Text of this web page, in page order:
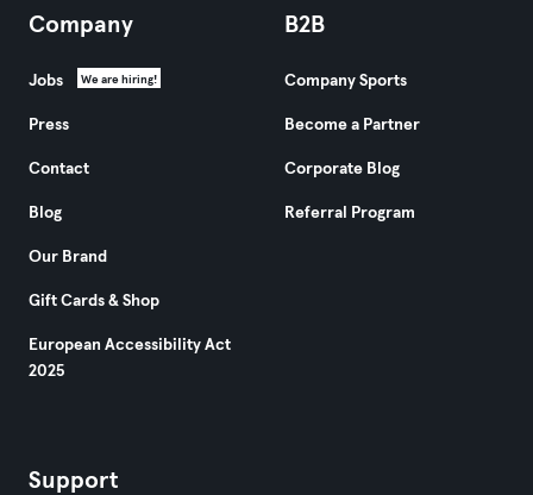
Company
Jobs We are hiring!
Press
Contact
Blog
Our Brand
Gift Cards & Shop
European Accessibility Act
2025
B2B
Company Sports
Become a Partner
Corporate Blog
Referral Program
Support